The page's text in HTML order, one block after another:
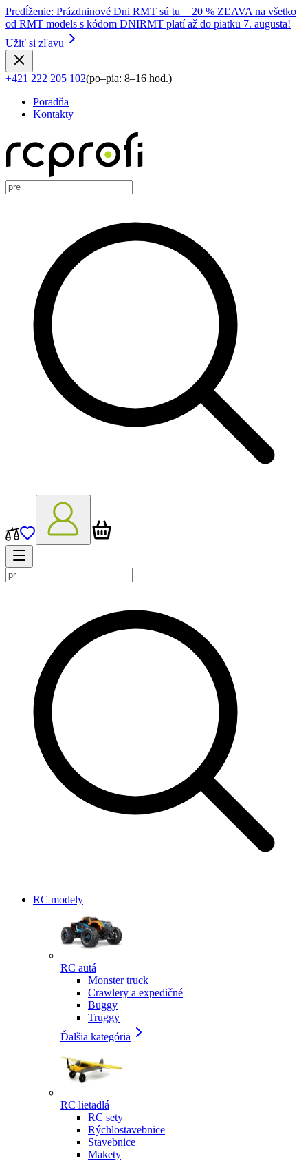
Predĺženie: Prázdninové Dni RMT sú tu = 20 % ZĽAVA na všetko
od RMT models s kódom DNIRMT platí až do piatku 7. augusta!
Užiť si zľavu
+421 222 205 102(po–pia: 8–16 hod.)
Poradňa
Kontakty
RC modely
RC autá
Monster truck
Crawlery a expedičné
Buggy
Truggy
Ďalšia kategória
RC lietadlá
RC sety
Rýchlostavebnice
Stavebnice
Makety